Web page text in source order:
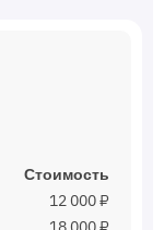
Стоимость
12 000 ₽